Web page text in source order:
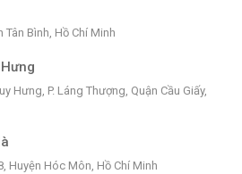
Tân Bình, Hồ Chí Minh
Hưng, P. Láng Thượng, Quận Cầu Giấy,
Huyện Hóc Môn, Hồ Chí Minh